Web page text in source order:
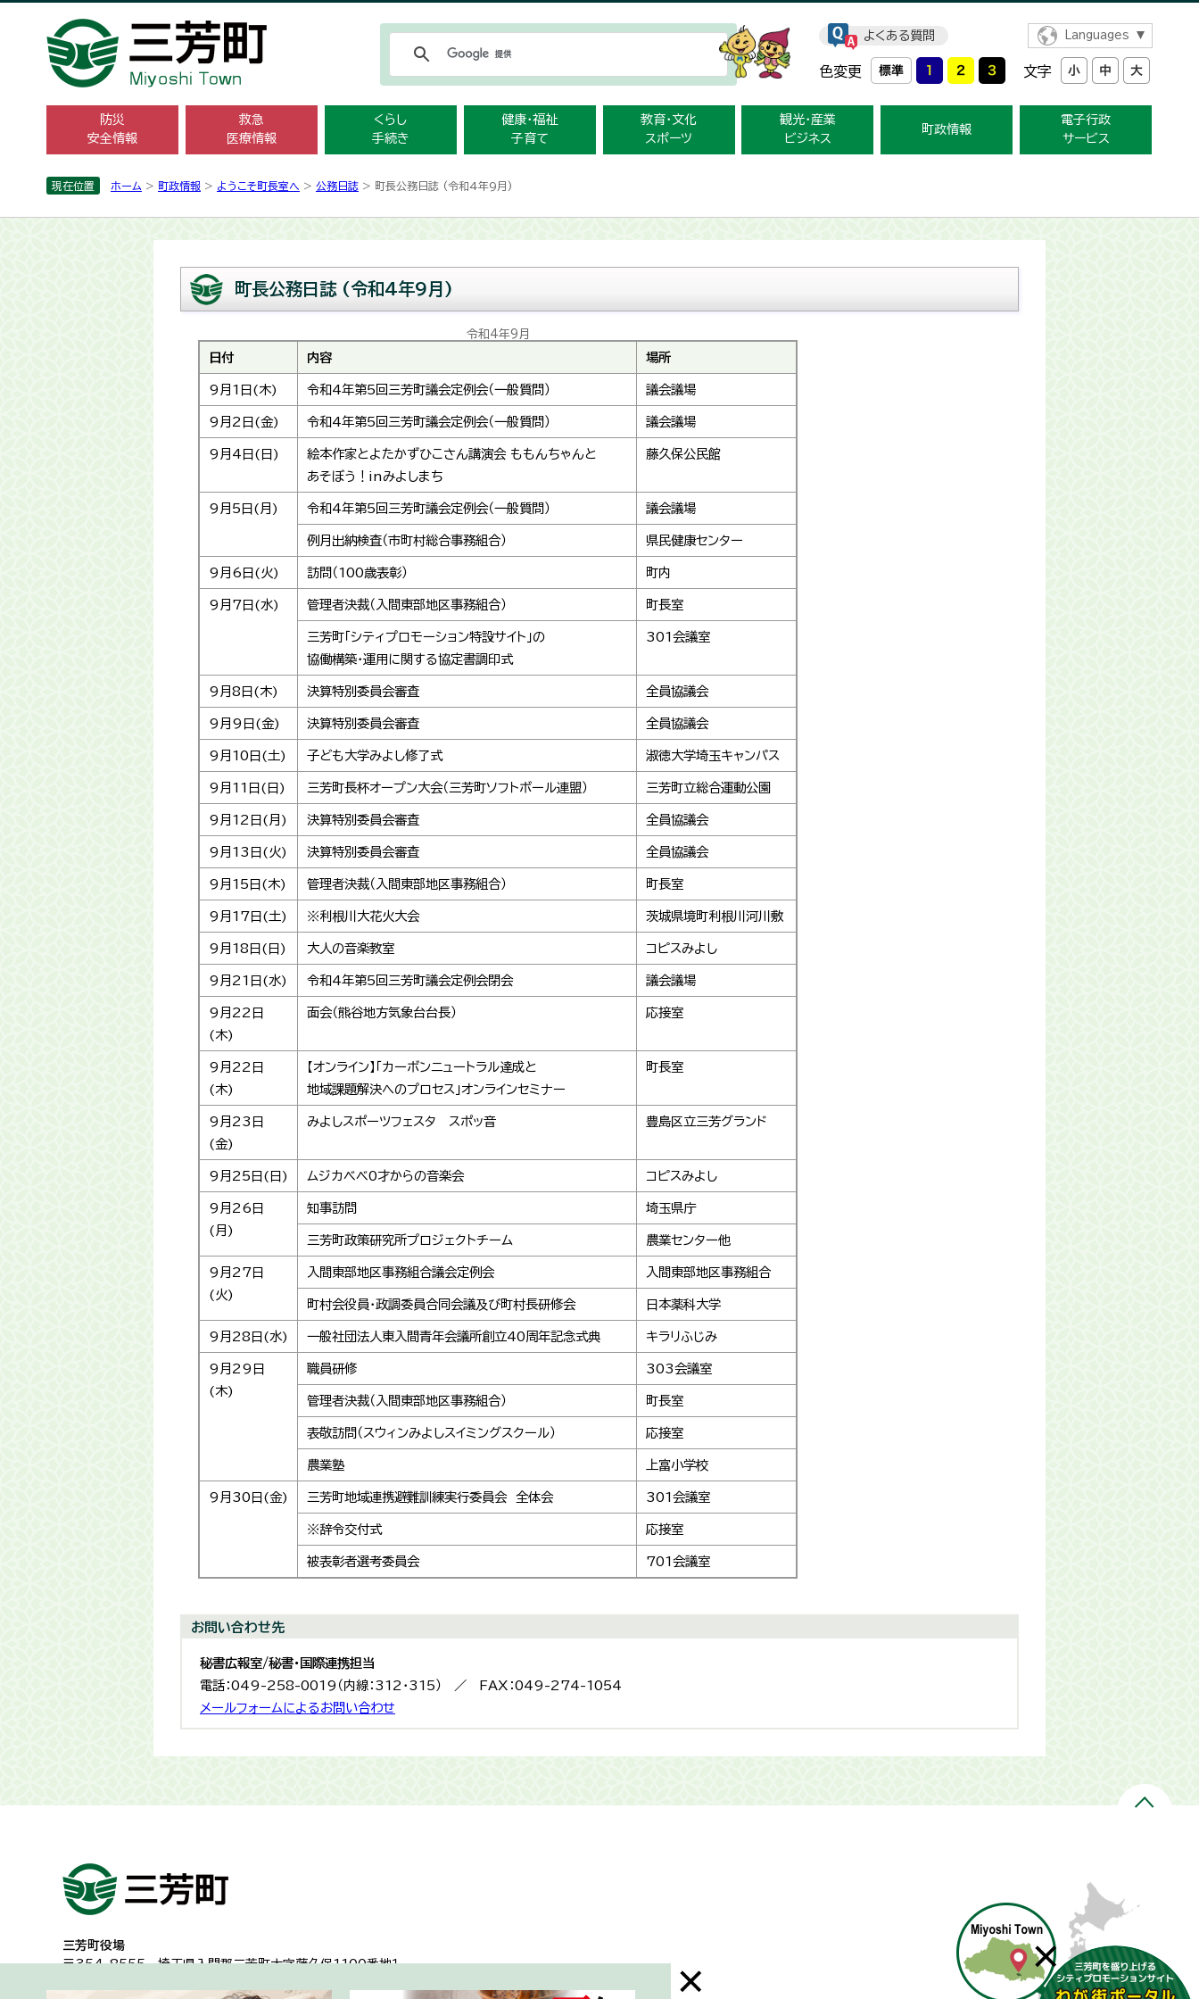
よくある質問 Languages
色変更 文字
防災
安全情報
救急
医療情報
くらし
手続き
健康・福祉
子育て
教育・文化
スポーツ
観光・産業
ビジネス
町政情報
電子行政
サービス
現在位置 ホーム > 町政情報 > ようこそ町長室へ > 公務日誌 > 町長公務日誌 (令和4年9月)
町長公務日誌 (令和4年9月)
令和4年9月
日付 内容 場所
9月1日(木) 令和4年第5回三芳町議会定例会（一般質問） 議会議場
9月2日(金) 令和4年第5回三芳町議会定例会（一般質問） 議会議場
9月4日(日)
絵本作家とよたかずひこさん講演会 ももんちゃんと
あそぼう！inみよしまち
藤久保公民館
9月5日(月) 令和4年第5回三芳町議会定例会（一般質問） 議会議場
例月出納検査（市町村総合事務組合） 県民健康センター
9月6日(火) 訪問（100歳表彰） 町内
9月7日(水) 管理者決裁（入間東部地区事務組合） 町長室
三芳町「シティプロモーション特設サイト」の
協働構築・運用に関する協定書調印式
301会議室
9月8日(木) 決算特別委員会審査 全員協議会
9月9日(金) 決算特別委員会審査 全員協議会
9月10日(土) 子ども大学みよし修了式 淑徳大学埼玉キャンパス
9月11日(日) 三芳町長杯オープン大会（三芳町ソフトボール連盟） 三芳町立総合運動公園
9月12日(月) 決算特別委員会審査 全員協議会
9月13日(火) 決算特別委員会審査 全員協議会
9月15日(木) 管理者決裁（入間東部地区事務組合） 町長室
9月17日(土) ※利根川大花火大会 茨城県境町利根川河川敷
9月18日(日) 大人の音楽教室 コピスみよし
9月21日(水) 令和4年第5回三芳町議会定例会閉会 議会議場
9月22日
(木)
面会（熊谷地方気象台台長） 応接室
9月22日
(木)
【オンライン】「カーボンニュートラル達成と
地域課題解決へのプロセス」オンラインセミナー
町長室
9月23日
(金)
みよしスポーツフェスタ スポッ音 豊島区立三芳グランド
9月25日(日) ムジカベベ0才からの音楽会 コピスみよし
9月26日
(月)
知事訪問 埼玉県庁
三芳町政策研究所プロジェクトチーム 農業センター他
9月27日
(火)
入間東部地区事務組合議会定例会 入間東部地区事務組合
町村会役員・政調委員合同会議及び町村長研修会 日本薬科大学
9月28日(水) 一般社団法人東入間青年会議所創立40周年記念式典 キラリふじみ
9月29日
(木)
職員研修 303会議室
管理者決裁（入間東部地区事務組合） 町長室
表敬訪問（スウィンみよしスイミングスクール） 応接室
農業塾 上富小学校
9月30日(金) 三芳町地域連携避難訓練実行委員会 全体会 301会議室
※辞令交付式 応接室
被表彰者選考委員会 701会議室
お問い合わせ先
秘書広報室/秘書・国際連携担当
電話：049-258-0019（内線：312・315） ／ FAX：049-274-1054
メールフォームによるお問い合わせ
三芳町役場
〒354-8555埼玉県入間郡三芳町大字藤久保1100番地１